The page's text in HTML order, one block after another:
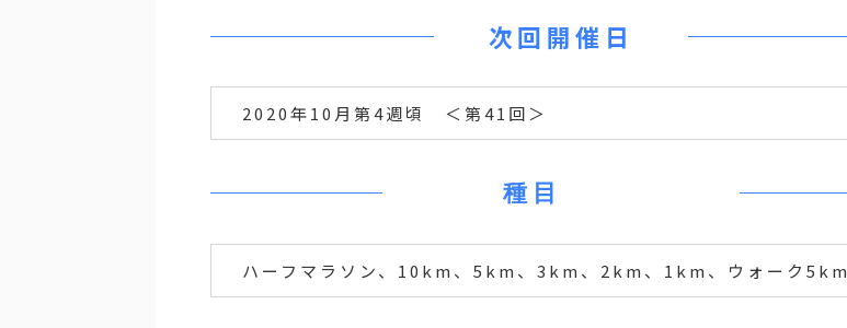
次回開催日
2020年10月第4週頃 ＜第41回＞
種目
ハーフマラソン、10km、5km、3km、2km、1km、ウォーク5km